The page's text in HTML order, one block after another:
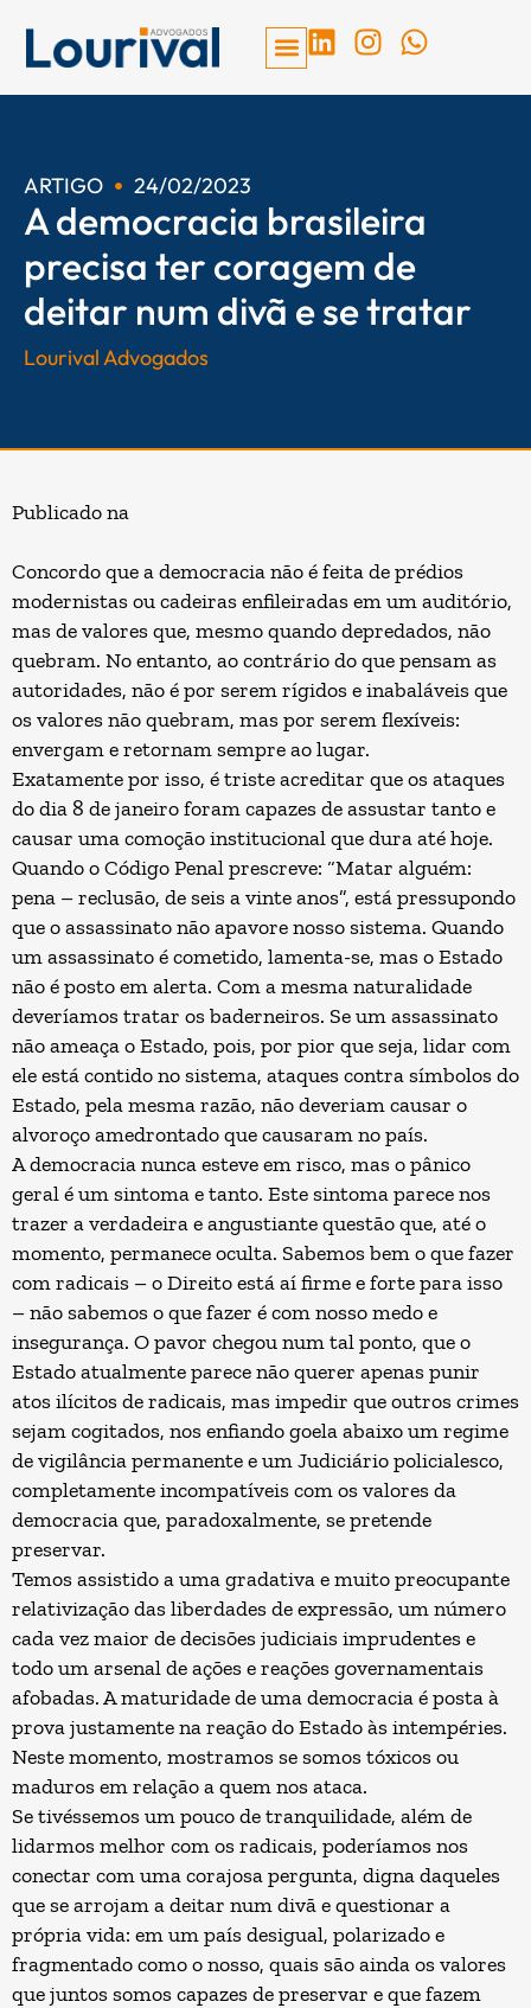
conteúdo
L
n
i
n
I
s
r
a
m
W
a
p
p
ARTIGO 24/02/2023
A democracia brasileira
precisa ter coragem de
deitar num divã e se tratar
Lourival Advogados
Publicado na
Concordo que a democracia não é feita de prédios
modernistas ou cadeiras enfileiradas em um auditório,
mas de valores que, mesmo quando depredados, não
quebram. No entanto, ao contrário do que pensam as
autoridades, não é por serem rígidos e inabaláveis que
os valores não quebram, mas por serem flexíveis:
envergam e retornam sempre ao lugar.
Exatamente por isso, é triste acreditar que os ataques
do dia 8 de janeiro foram capazes de assustar tanto e
causar uma comoção institucional que dura até hoje.
Quando o Código Penal prescreve: “Matar alguém:
pena – reclusão, de seis a vinte anos”, está pressupondo
que o assassinato não apavore nosso sistema. Quando
um assassinato é cometido, lamenta-se, mas o Estado
não é posto em alerta. Com a mesma naturalidade
deveríamos tratar os baderneiros. Se um assassinato
não ameaça o Estado, pois, por pior que seja, lidar com
ele está contido no sistema, ataques contra símbolos do
Estado, pela mesma razão, não deveriam causar o
alvoroço amedrontado que causaram no país.
A democracia nunca esteve em risco, mas o pânico
geral é um sintoma e tanto. Este sintoma parece nos
trazer a verdadeira e angustiante questão que, até o
momento, permanece oculta. Sabemos bem o que fazer
com radicais – o Direito está aí firme e forte para isso
– não sabemos o que fazer é com nosso medo e
insegurança. O pavor chegou num tal ponto, que o
Estado atualmente parece não querer apenas punir
atos ilícitos de radicais, mas impedir que outros crimes
sejam cogitados, nos enfiando goela abaixo um regime
de vigilância permanente e um Judiciário policialesco,
completamente incompatíveis com os valores da
democracia que, paradoxalmente, se pretende
preservar.
Temos assistido a uma gradativa e muito preocupante
relativização das liberdades de expressão, um número
cada vez maior de decisões judiciais imprudentes e
todo um arsenal de ações e reações governamentais
afobadas. A maturidade de uma democracia é posta à
prova justamente na reação do Estado às intempéries.
Neste momento, mostramos se somos tóxicos ou
maduros em relação a quem nos ataca.
Se tivéssemos um pouco de tranquilidade, além de
lidarmos melhor com os radicais, poderíamos nos
conectar com uma corajosa pergunta, digna daqueles
que se arrojam a deitar num divã e questionar a
própria vida: em um país desigual, polarizado e
fragmentado como o nosso, quais são ainda os valores
que juntos somos capazes de preservar e que fazem